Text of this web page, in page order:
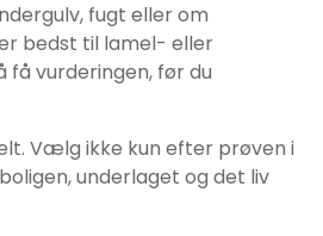
fugt eller om
bedst til lamel- eller
få vurderingen, før du
Vælg ikke kun efter prøven i
underlaget og det liv